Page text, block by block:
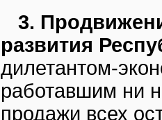
3.
развития
дилетантом-
работавшим ни
продажи всех